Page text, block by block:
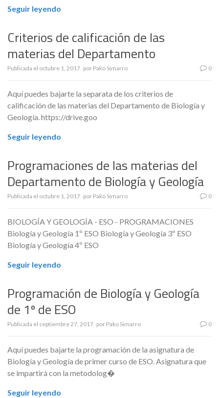
Seguir leyendo
Criterios de calificación de las
materias del Departamento
Publicada el octubre 1, 2017 por Pako Simarro 0
Aquí puedes bajarte la separata de los criterios de
calificación de las materias del Departamento de Biología y
Geología. https://drive.goo
Seguir leyendo
Programaciones de las materias del
Departamento de Biología y Geología
Publicada el octubre 1, 2017 por Pako Simarro 0
BIOLOGÍA Y GEOLOGÍA - ESO - PROGRAMACIONES
Biología y Geología 1º ESO Biología y Geología 3º ESO
Biología y Geología 4º ESO
Seguir leyendo
Programación de Biología y Geología
de 1º de ESO
Publicada el septiembre 27, 2017 por Pako Simarro 0
Aquí puedes bajarte la programación de la asignatura de
Biología y Geología de primer curso de ESO. Asignatura que
se impartirá con la metodolog�
Seguir leyendo